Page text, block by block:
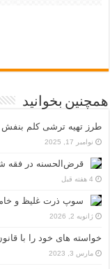
همچنین بخوانید
طرز تهیه ترشی کلم بنفش
نوامبر 17, 2025
قرض‌الحسنه در فقه
4 هفته قبل
سوپ ذرت غلیظ و
ژانویه 2, 2026
خواسته های خود را با
مارس 3, 2023